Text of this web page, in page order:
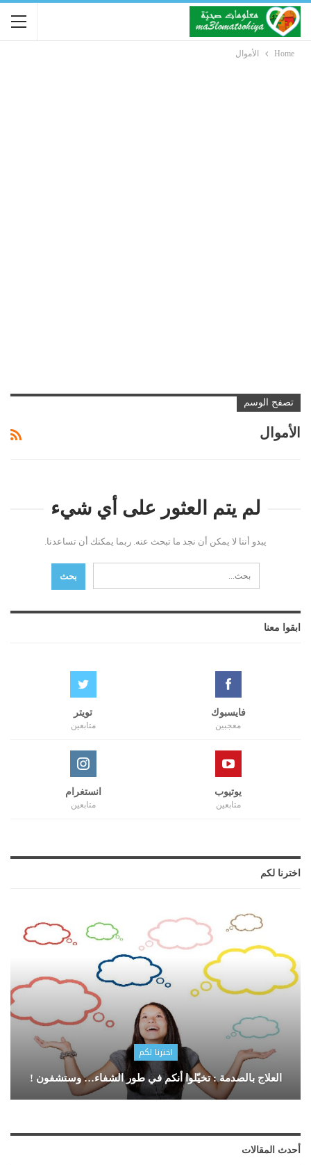
Home الأموال
تصفح الوسم
الأموال
لم يتم العثور على أي شيء
يبدو أننا لا يمكن أن نجد ما تبحث عنه. ربما يمكنك أن تساعدنا.
ابقوا معنا
فايسبوك
معجبين
تويتر
متابعين
يوتيوب
متابعين
انستغرام
متابعين
اخترنا لكم
اخترنا لكم
العلاج بالصدمة : تخيّلوا أنكم في طور الشفاء… وستشفون !
أحدث المقالات